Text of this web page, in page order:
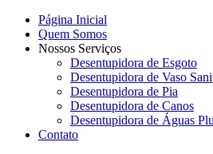
Página Inicial
Quem Somos
Nossos Serviços
Desentupidora de Esgoto
Desentupidora de Vaso
Desentupidora de Pia
Desentupidora de Canos
Desentupidora de Águas
Contato